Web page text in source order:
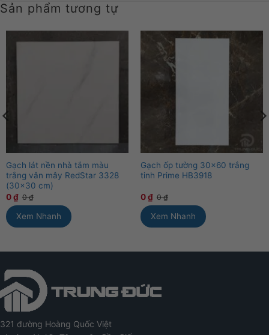
Sản phẩm tương tự
Gạch lát nền nhà tắm màu
trắng vân mây RedStar 3328
(30×30 cm)
0₫ 0₫
Xem Nhanh
Gạch ốp tường 30×60 trắng
tinh Prime HB3918
0₫ 0₫
Xem Nhanh
321 đường Hoàng Quốc Việt